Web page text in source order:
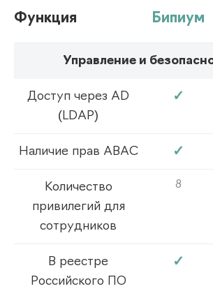
Функция Бипиум
Управление и
Доступ через AD
(LDAP)
✓
Наличие прав ABAC ✓
Количество
привилегий для
сотрудников
8
В реестре
Российского ПО
✓